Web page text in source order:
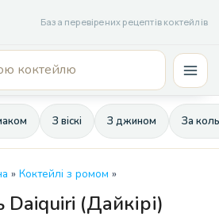
База перевірених рецептів коктейлів
З віскі З джином За
» Коктейлі з ромом »
Daiquiri (Дайкірі)
Кількість